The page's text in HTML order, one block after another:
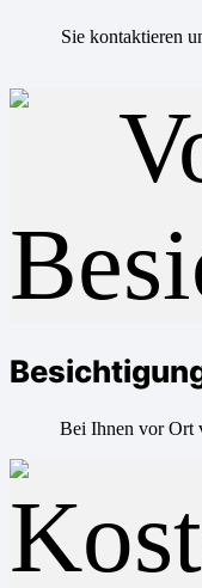
Sie kontaktieren
Bei Ihnen vor Ort